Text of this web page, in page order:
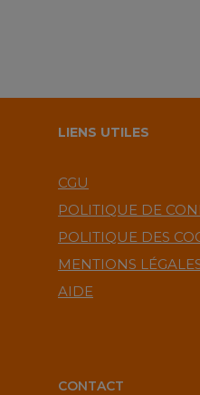
LIENS UTILES
CGU
POLITIQUE DE
POLITIQUE DES
MENTIONS
AIDE
CONTACT